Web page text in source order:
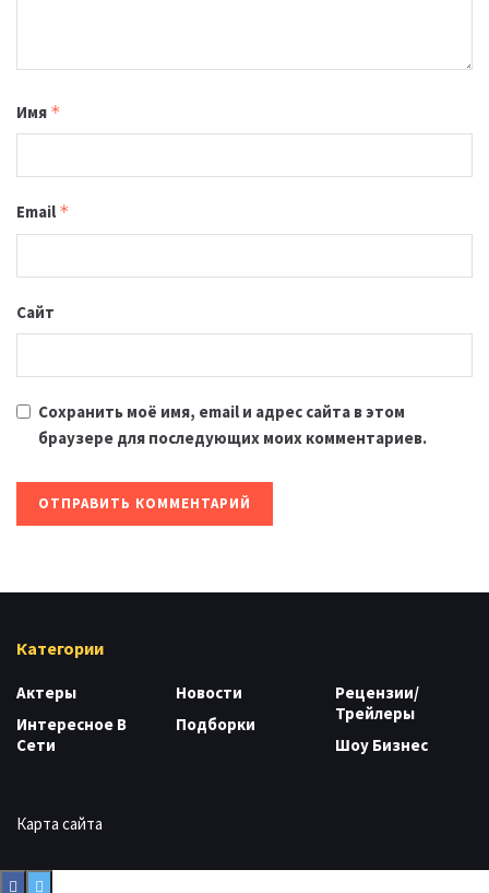
Имя *
Email *
Сайт
Сохранить моё имя, email и адрес сайта в этом
браузере для последующих моих комментариев.
Категории
Актеры
Интересное В
Сети
Новости
Подборки
Рецензии/
Трейлеры
Шоу Бизнес
Карта сайта